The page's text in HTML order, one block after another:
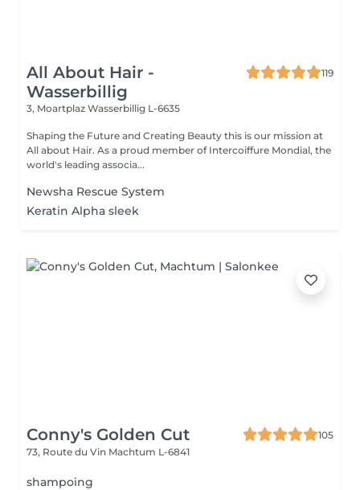
All About Hair -
Wasserbillig
119
3, Moartplaz Wasserbillig L-6635
Shaping the Future and Creating Beauty this is our mission at
All about Hair. As a proud member of Intercoiffure Mondial, the
world's leading associa...
Newsha Rescue System
Keratin Alpha sleek
Conny's Golden Cut
105
73, Route du Vin Machtum L-6841
shampoing